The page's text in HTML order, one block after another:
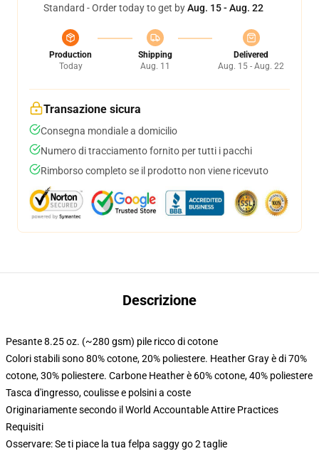
Standard - Order today to get byAug. 15 - Aug. 22
Production
Today
Shipping
Aug. 11
Delivered
Aug. 15 - Aug. 22
Transazione sicura
Consegna mondiale a domicilio
Numero di tracciamento fornito per tutti i pacchi
Rimborso completo se il prodotto non viene ricevuto
Descrizione
Pesante 8.25 oz. (~280 gsm) pile ricco di cotone
Colori stabili sono 80% cotone, 20% poliestere. Heather Gray è di 70%
cotone, 30% poliestere. Carbone Heather è 60% cotone, 40% poliestere
Tasca d'ingresso, coulisse e polsini a coste
Originariamente secondo il World Accountable Attire Practices
Requisiti
Osservare: Se ti piace la tua felpa saggy go 2 taglie